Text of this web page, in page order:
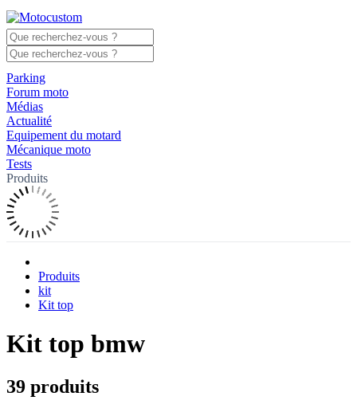
Parking
Forum moto
Médias
Actualité
Equipement du motard
Mécanique moto
Tests
Produits
Produits
kit
Kit top
Kit top bmw
39 produits